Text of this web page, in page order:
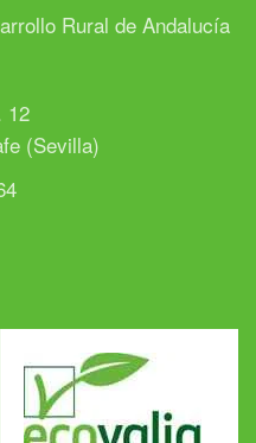
Rural de Andalucía
12
(Sevilla)